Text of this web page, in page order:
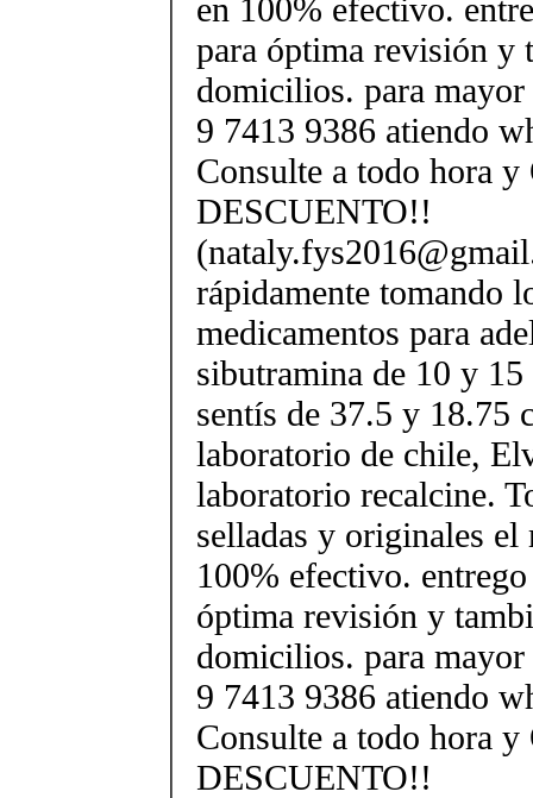
en 100% efectivo.
para óptima revisión y
domicilios. para
9 7413 9386 atiendo
Consulte a todo hora y
DESCUENTO!!
rápidamente tomando
medicamentos para
sibutramina de 10 y
sentís de 37.5 y 18.75
laboratorio de chile,
laboratorio recalcine.
selladas y originales el
100% efectivo.
óptima revisión y
domicilios. para
9 7413 9386 atiendo
Consulte a todo hora y
DESCUENTO!!